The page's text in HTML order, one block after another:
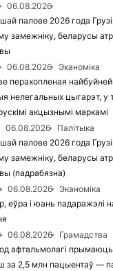
06.08.2026
палове 2026 года
замежніку, беларусы
06.08.2026
Эканоміка
перахопленая
нелегальных цыгарэт, у
акцызнымі маркамі
06.08.2026
Палітыка
палове 2026 года
замежніку, беларусы
(падрабязна)
06.08.2026
Эканоміка
еўра і юань падаражэлі
06.08.2026
Грамадства
афтальмолагі прымаюць
за 2,5 млн пацыентаў —